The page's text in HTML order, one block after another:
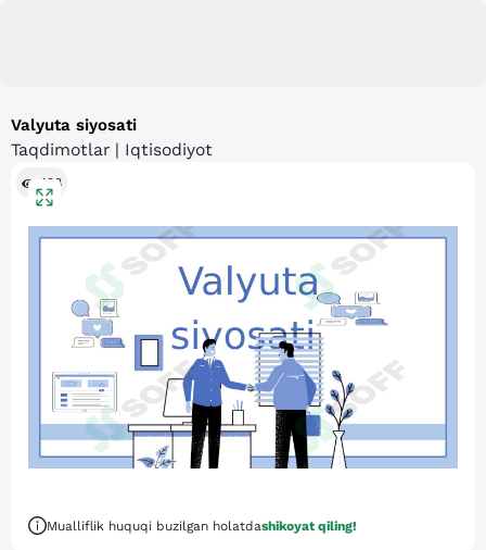
Valyuta siyosati
Taqdimotlar | Iqtisodiyot
498
Mualliflik huquqi buzilgan holatdashikoyat qiling!